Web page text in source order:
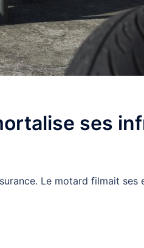
ses
Le motard filmait